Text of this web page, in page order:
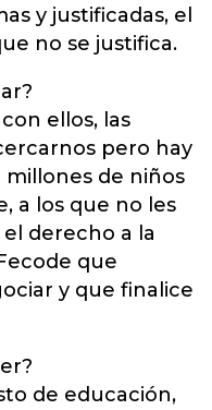
y justificadas, el
no se justifica.
ellos, las
pero hay
millones de niños
a los que no les
derecho a la
que
y que finalice
de educación,